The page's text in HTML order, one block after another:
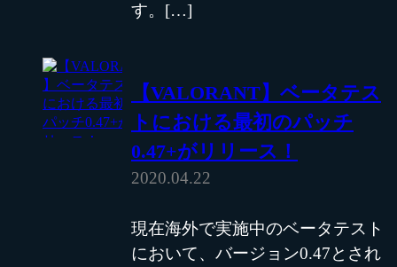
す。[…]
【VALORANT】ベータテス
トにおける最初のパッチ
0.47+がリリース！
2020.04.22
現在海外で実施中のベータテスト
において、バージョン0.47とされ